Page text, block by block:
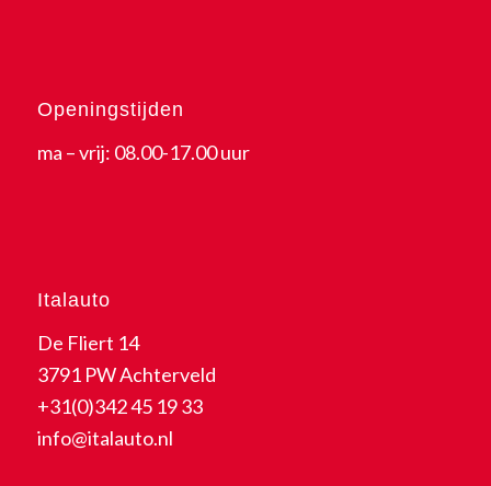
Openingstijden
ma – vrij: 08.00-17.00 uur
Italauto
De Fliert 14
3791 PW Achterveld
+31(0)342 45 19 33
info@italauto.nl